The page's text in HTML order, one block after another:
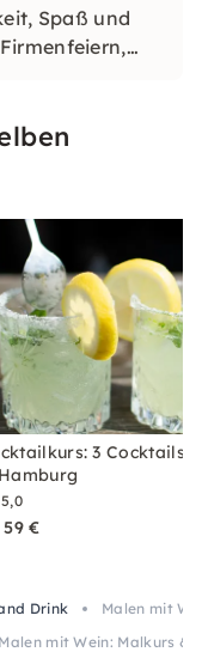
Spaß und
vergessen
3 Cocktails
5,0
€
Drink
Malen mit
Malen mit Wein: Malkurs &